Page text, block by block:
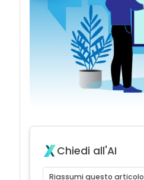
Chiedi all'AI
Riassumi questo articolo